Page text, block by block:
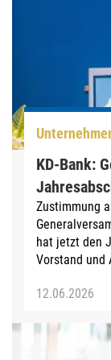
KD-Bank:
Zustimmung
hat jetzt den
Vorstand und
12.06.2026